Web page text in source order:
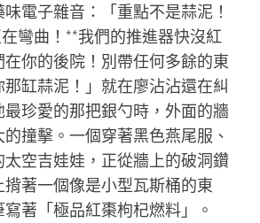
電子雜音：「重點不是蒜泥！
彎曲！**我們的推進器快沒紅
你的後院！別帶任何多餘的東
缸蒜泥！」就在廖沾沾還在糾
珍愛的那把銀勺時，外面的牆
撞擊。一個穿著黑色燕尾服、
空吉娃娃，正從牆上的破洞鑽
著一個像是小型瓦斯桶的東
著「極品紅棗枸杞燃料」。